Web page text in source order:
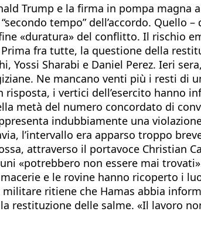
Trump e la firma in pompa magna
tempo” dell’accordo. Quello
«duratura» del conflitto. Il rischio
fra tutte, la questione della
Yossi Sharabi e Daniel Perez. Ieri
Ne mancano venti più i resti di
risposta, i vertici dell’esercito hanno
metà del numero concordato di
indubbiamente una
l’intervallo era apparso troppo
attraverso il portavoce Christian
«potrebbero non essere mai
e le rovine hanno ricoperto i
ritiene che Hamas abbia
restituzione delle salme. «Il lavoro